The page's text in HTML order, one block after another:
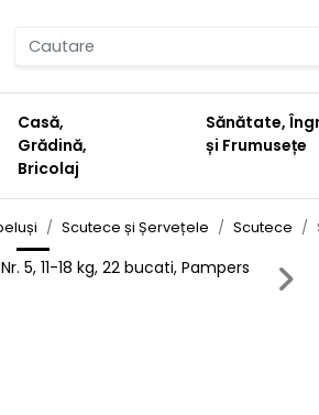
Casă,
Grădină,
Bricolaj
Sănătate,
și Frumusețe
Scutece și Șervețele Scutece
Next